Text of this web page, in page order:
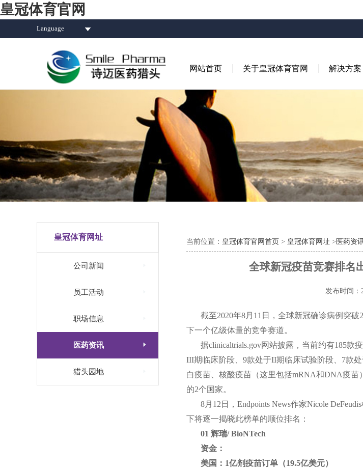
皇冠体育官网
Language
网站首页 关于皇冠体育官网 解决方案
皇冠体育网址
公司新闻
员工活动
职场信息
医药资讯 
猎头园地
当前位置： 皇冠体育官网首页 > 皇冠体育网址 > 医药资
全球新冠疫苗竞赛排名
发布时间：
截至2020年8月11日，全球新冠确诊病例突
下一个亿级体量的竞争赛道。
据clinicaltrials.gov网站披露，当前约有185
III期临床阶段、9款处于II期临床试验阶段、7款
白疫苗、核酸疫苗（这里包括mRNA和DNA疫
的2个国家。
8月12日，Endpoints News作家Nicole
下将逐一揭晓此榜单的顺位排名：
01 辉瑞/ BioNTech
资金：
美国：1亿剂疫苗订单（19.5亿美元）